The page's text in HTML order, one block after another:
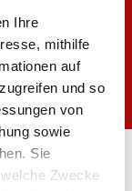
Ihre
mithilfe
auf
und so
von
sowie
Sie
Zwecke
im Urlaub